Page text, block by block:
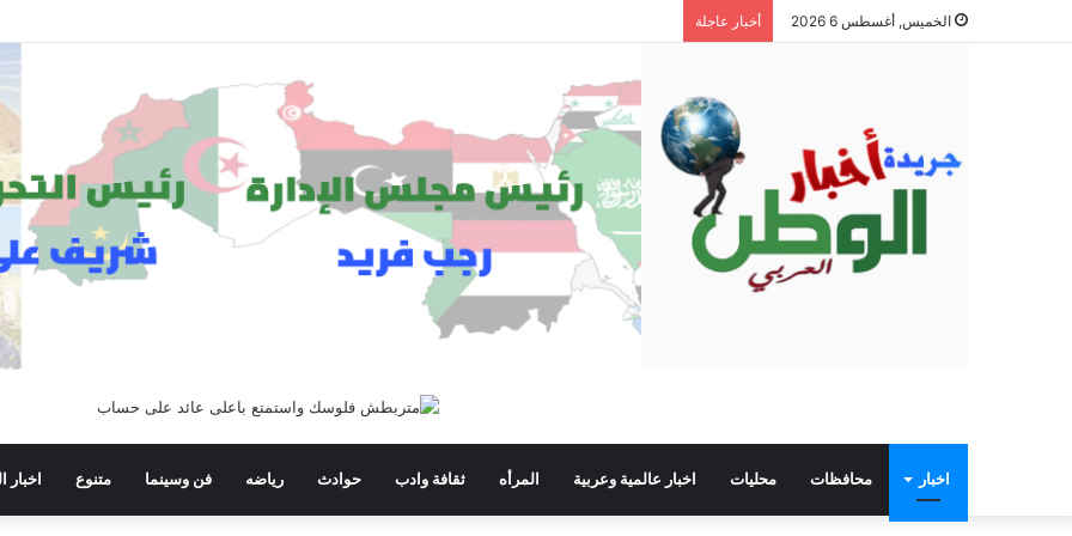
الخميس, أغسطس 6 2026 أخبار عاجلة
اخبار محافظات محليات اخبار عالمية وعربية المرأه ثقافة وادب حوادث رياضه فن وسينما متنوع